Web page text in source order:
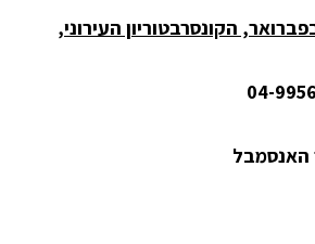
יום חמישי, 20 בפברואר, הקונסרבטוריון העירוני,
האנסמבל